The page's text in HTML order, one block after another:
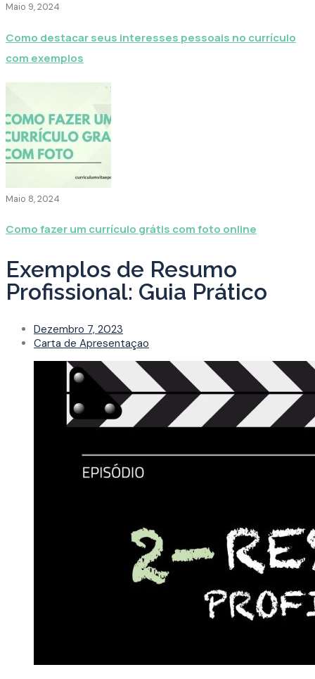
Maio 9, 2024
Como destacar seus interesses pessoais no currículo
com exemplos
Maio 8, 2024
Como fazer um currículo grátis com foto online
Exemplos de Resumo
Profissional: Guia Prático
Dezembro 7, 2023
Carta de Apresentaçao